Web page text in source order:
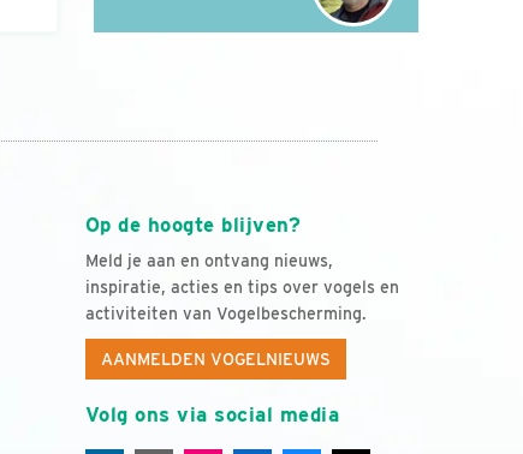
Op de hoogte blijven?
Meld je aan en ontvang nieuws,
inspiratie, acties en tips over vogels en
activiteiten van Vogelbescherming.
AANMELDEN VOGELNIEUWS
Volg ons via social media